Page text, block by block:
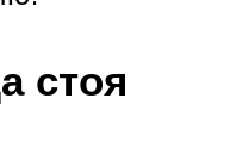
стоя